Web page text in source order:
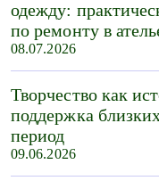
одежду:
по ремонту в
08.07.2026
Творчество как
поддержка
период
09.06.2026